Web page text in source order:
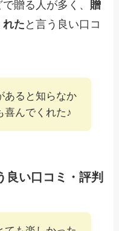
贈る人が多く、 贈
れた と言う良い口コ
あると知らなか
喜んでくれた♪
良い口コミ・評判